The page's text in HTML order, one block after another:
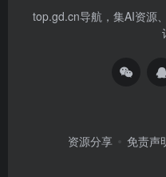
top.gd.cn导航，集AI资源
资源分享 免责声